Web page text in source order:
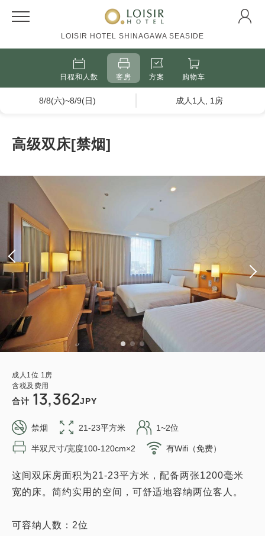
LOISIR HOTEL SHINAGAWA SEASIDE
日程和人数 客房 方案 购物车
8/8(六)~8/9(日) 成人1人, 1房
高级双床[禁烟]
成人 1位 1房
含税及费用
合计 13,362JPY
禁烟 21-23平方米 1~2位
半双尺寸/宽度100-120cm×2 有Wifi（免费）
这间双床房面积为21-23平方米，配备两张1200毫米
宽的床。简约实用的空间，可舒适地容纳两位客人。
可容纳人数：2位